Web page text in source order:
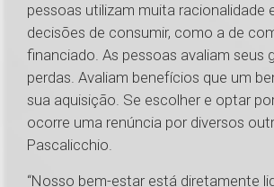
pessoas utilizam muita racionalidade
decisões de consumir, como a de
financiado. As pessoas avaliam seus
perdas. Avaliam benefícios que um
sua aquisição. Se escolher e optar
ocorre uma renúncia por diversos
Pascalicchio.
“Nosso bem-estar está diretamente